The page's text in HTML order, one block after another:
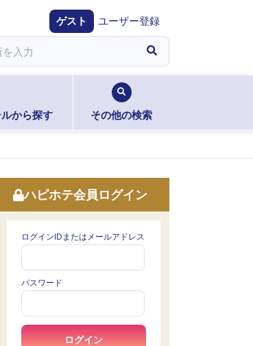
ゲスト ユーザー登録
から探す その他の検索
ハピホテ会員ログイン
ログインIDまたはメールアドレス
パスワード
ログイン